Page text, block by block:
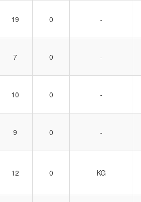
19 0 -
7 0 -
10 0 -
9 0 -
12 0 KG